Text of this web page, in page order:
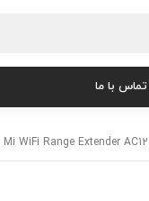
تماس با ما